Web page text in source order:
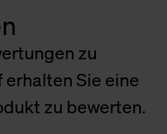
zu
Sie eine
zu bewerten.